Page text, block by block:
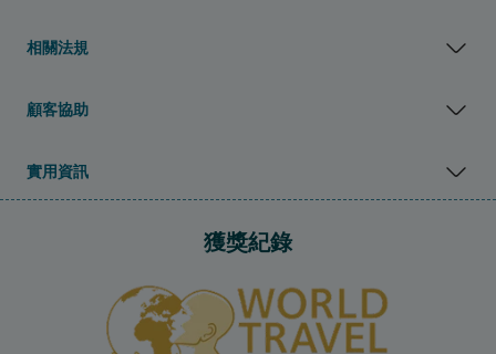
相關法規
顧客協助
實用資訊
獲獎紀錄